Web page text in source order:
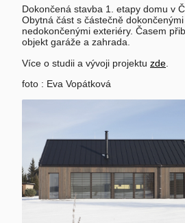
Dokončená stavba 1. etapy domu v
Obytná část s částečně
nedokončenými exteriéry. Časem
objekt garáže a zahrada.
Více o studii a vývoji projektu zde
foto : Eva Vopátková